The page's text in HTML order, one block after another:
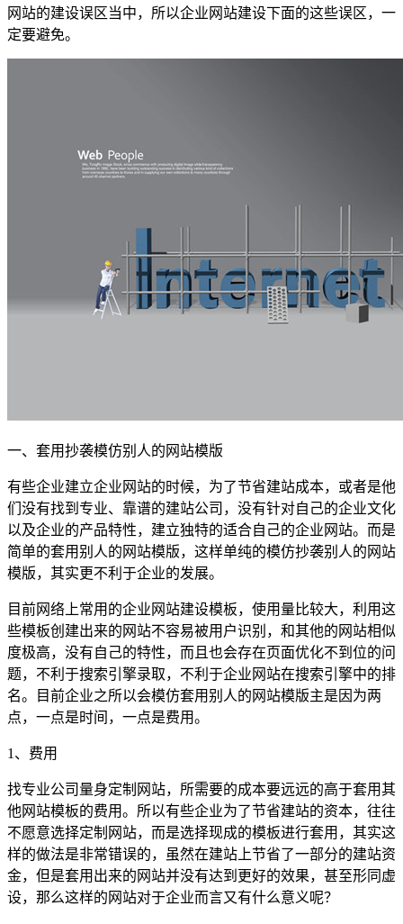
网站的建设误区当中，所以企业网站建设下面的这些误区，一
定要避免。
一、套用抄袭模仿别人的网站模版
有些企业建立企业网站的时候，为了节省建站成本，或者是他
们没有找到专业、靠谱的建站公司，没有针对自己的企业文化
以及企业的产品特性，建立独特的适合自己的企业网站。而是
简单的套用别人的网站模版，这样单纯的模仿抄袭别人的网站
模版，其实更不利于企业的发展。
目前网络上常用的企业网站建设模板，使用量比较大，利用这
些模板创建出来的网站不容易被用户识别，和其他的网站相似
度极高，没有自己的特性，而且也会存在页面优化不到位的问
题，不利于搜索引擎录取，不利于企业网站在搜索引擎中的排
名。目前企业之所以会模仿套用别人的网站模版主是因为两
点，一点是时间，一点是费用。
1、费用
找专业公司量身定制网站，所需要的成本要远远的高于套用其
他网站模板的费用。所以有些企业为了节省建站的资本，往往
不愿意选择定制网站，而是选择现成的模板进行套用，其实这
样的做法是非常错误的，虽然在建站上节省了一部分的建站资
金，但是套用出来的网站并没有达到更好的效果，甚至形同虚
设，那么这样的网站对于企业而言又有什么意义呢？